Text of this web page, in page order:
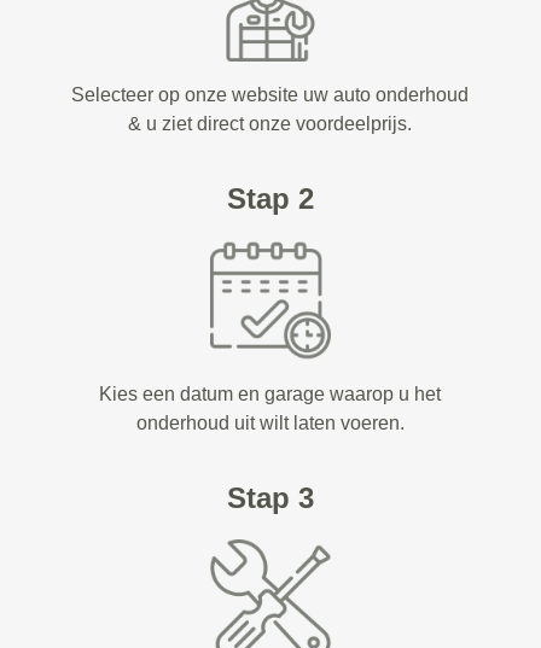
Selecteer op onze website uw auto onderhoud
& u ziet direct onze voordeelprijs.
Stap 2
Kies een datum en garage waarop u het
onderhoud uit wilt laten voeren.
Stap 3